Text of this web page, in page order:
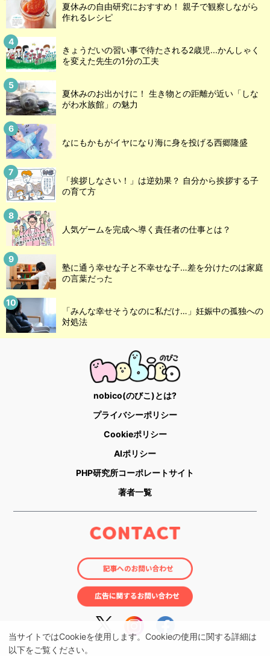
当サイトではCookieを使用します。Cookieの使用に関する詳細は
以下をご覧ください。
夏休みの自由研究におすすめ！ 親子で観察しながら
作れるレシピ
きょうだいの習い事で待たされる2歳児...かんしゃく
を変えた先生の1分の工夫
夏休みのお出かけに！ 生き物との距離が近い「しな
がわ水族館」の魅力
なにもかもがイヤになり海に身を投げる西郷隆盛
「挨拶しなさい！」は逆効果？ 自分から挨拶する子
の育て方
人気ゲームを完成へ導く責任者の仕事とは？
塾に通う幸せな子と不幸せな子…差を分けたのは家庭
の言葉だった
「みんな幸せそうなのに私だけ…」妊娠中の孤独への
対処法
nobico(のびこ)とは?
プライバシーポリシー
Cookieポリシー
AIポリシー
PHP研究所コーポレートサイト
著者一覧